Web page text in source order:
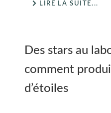
LIRE LA SUITE...
Des stars au
comment
d’étoiles